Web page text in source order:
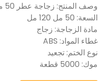
وصف المنتج: زجاجة عطر 50 مل
السعة: 50 مل 120 مل
مادة الزجاجة: زجاج
غطاء المواد: ABS
نوع الختم: تجعيد
موك: 5000 قطعة